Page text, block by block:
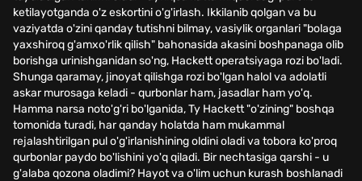
ketilayotganda o'z eskortini o'g'irlash. Ikkilanib qolgan va bu
vaziyatda o'zini qanday tutishni bilmay, vasiylik organlari "bolaga
yaxshiroq g'amxo'rlik qilish" bahonasida akasini boshpanaga olib
borishga urinishganidan so'ng, Hackett operatsiyaga rozi bo'ladi.
Shunga qaramay, jinoyat qilishga rozi bo'lgan halol va adolatli
askar murosaga keladi - qurbonlar ham, jasadlar ham yo'q.
Hamma narsa noto'g'ri bo'lganida, Ty Hackett "o'zining" boshqa
tomonida turadi, har qanday holatda ham mukammal
rejalashtirilgan pul o'g'irlanishining oldini oladi va tobora ko'proq
qurbonlar paydo bo'lishini yo'q qiladi. Bir nechtasiga qarshi - u
g'alaba qozona oladimi? Hayot va o'lim uchun kurash boshlanadi